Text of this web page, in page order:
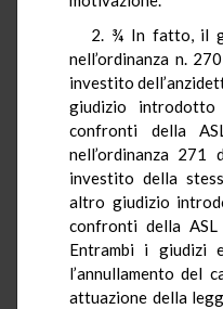
2. ¾ In fatto, il
nell’ordinanza n.
investito
giudizio
confronti della
nell’ordinanza
investito della
altro giudizio
confronti della
Entrambi i giudizi
l’annullamento del
attuazione della